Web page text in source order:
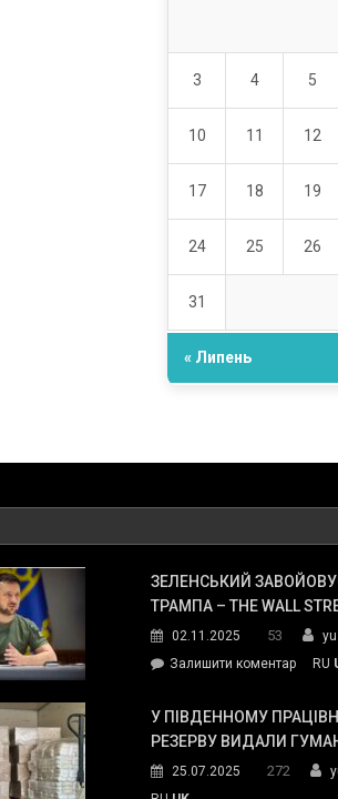
3 4 5
10 11 12
17 18 19
24 25 26
31
« Липень
ЗЕЛЕНСЬКИЙ
ТРАМПА – THE WALL
02.11.2025 53
Залишити коментарon
RU
У ПІВДЕННОМУ
РЕЗЕРВУ ВИДАЛИ
25.07.2025 272